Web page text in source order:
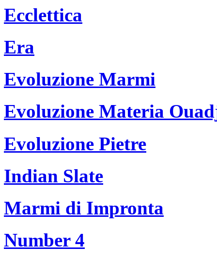
Ecclettica
Era
Evoluzione Marmi
Evoluzione Materia
Evoluzione Pietre
Indian Slate
Marmi di Impronta
Number 4